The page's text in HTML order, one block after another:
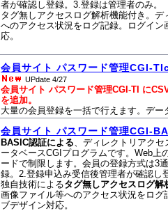
者が確認し登録。3.登録は管理者のみ。
タグ無しアクセスログ解析機能付き。
へのアクセス状況をログ記録。ログイ
応。
会員サイト パスワード管理CGI-
UPdate 4/27
会員サイト パスワード管理CGI-TI に
を追加。
大量の会員登録を一括で行えます。デー
会員サイト パスワード管理CGI-
BASIC認証による、ディレクトリアク
ータベースCGIプログラムです。Web上
ードで制限します。会員の登録方式は3
録。2.登録申込み受信後管理者が確認し
独自技術によるタグ無しアクセスログ解
画像ファイル等へのアクセス状況をロ
ブデザイン対応。